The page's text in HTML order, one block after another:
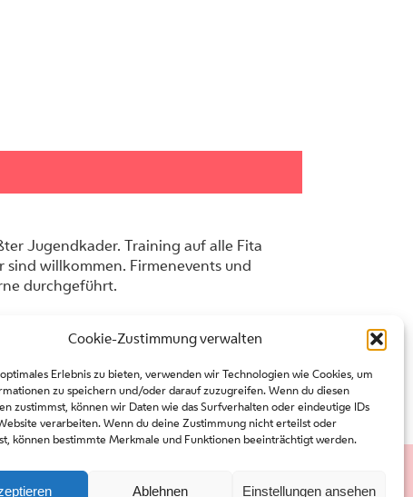
Cookie-Zustimmung verwalten
Erlebnis zu bieten, verwenden wir Technologien wie Cookies, um
zu speichern und/oder darauf zuzugreifen. Wenn du diesen
zustimmst, können wir Daten wie das Surfverhalten oder eindeutige IDs
verarbeiten. Wenn du deine Zustimmung nicht erteilst oder
können bestimmte Merkmale und Funktionen beeinträchtigt werden.
Ablehnen Einstellungen ansehen
Jugendkader. Training auf alle Fita
sind willkommen. Firmenevents und
durchgeführt.